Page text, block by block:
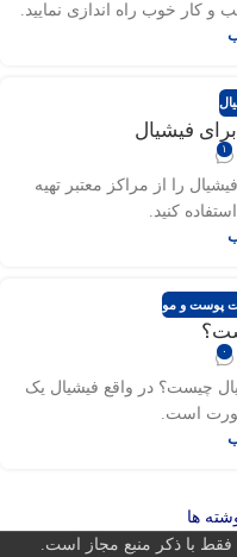
کار خوب راه اندازی نمایید.
فیشیال
۱
را از مراکز معتبر تهیه
کنید.
پوست و مو
۰
چیست؟ در واقع فیشیال یک
است.
ها